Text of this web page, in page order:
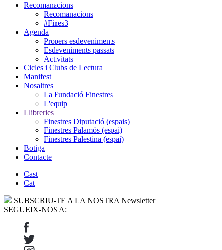
Recomanacions
Recomanacions
#Fines3
Agenda
Propers esdeveniments
Esdeveniments passats
Activitats
Cicles i Clubs de Lectura
Manifest
Nosaltres
La Fundació Finestres
L'equip
Llibreries
Finestres Diputació (espais)
Finestres Palamós (espai)
Finestres Palestina (espai)
Botiga
Contacte
Cast
Cat
SUBSCRIU-TE A LA NOSTRA Newsletter
SEGUEIX-NOS A: